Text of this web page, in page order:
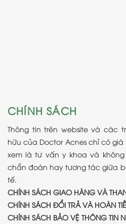
CHÍNH SÁCH
Thông tin trên website và các
hữu của Doctor Acnes chỉ có
xem là tư vấn y khoa và
chẩn đoán hay tương tác giữa
tế.
CHÍNH SÁCH GIAO HÀNG VÀ
CHÍNH SÁCH ĐỔI TRẢ VÀ HOÀN
CHÍNH SÁCH BẢO VỆ THÔNG TIN